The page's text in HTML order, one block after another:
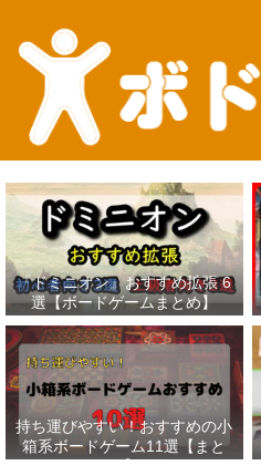
『ドミニオン』おすすめ拡張 6
選【ボードゲームまとめ】
持ち運びやすい！おすすめの小
箱系ボードゲーム11選【まと
め】